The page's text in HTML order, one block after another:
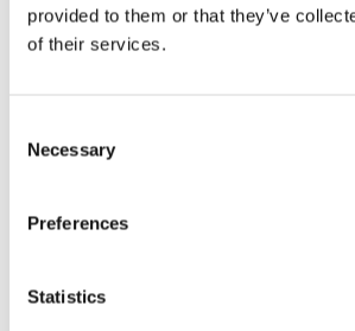
provided to them or that they’ve
of their services.
Selection
Necessary
Preferences
Statistics
GULD